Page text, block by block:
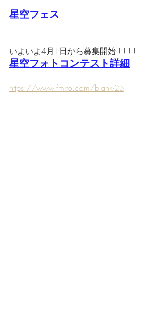
星空フェス
いよいよ4月1日から募集開始!!!!!!!!!
星空フォトコンテスト詳細
https://www.fmito.com/blank-25